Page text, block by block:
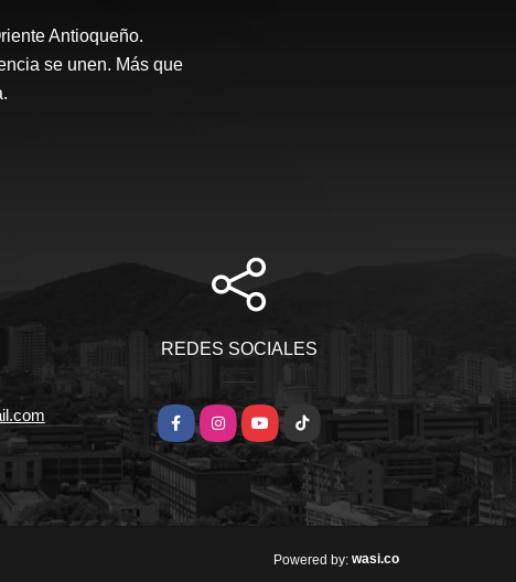
Antioqueño.
se unen. Más que
REDES SOCIALES
FacebookInstagramYouTubeTikTok
Powered by: wasi.co